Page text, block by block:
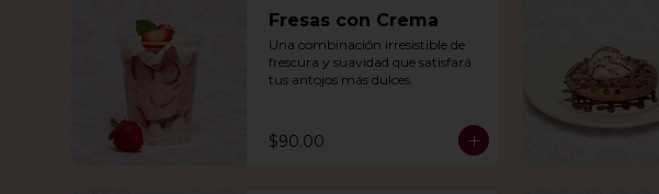
Fresas con Crema
Una combinación irresistible de
frescura y suavidad que satisfará
tus antojos más dulces.
$90.00